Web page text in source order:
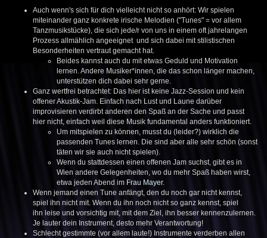
Auch wenn's sich für dich vielleicht nicht so anhört: Wir spielen
miteinander ganz konkrete irische Melodien ("Tunes" = vor allem
Tanzmusikstücke), die sich jede/r von uns in einem oft jahrelangen
Prozess allmählich angeeignet und sich dabei mit stilistischen
Besonderheiten vertraut gemacht hat.
Beides kannst auch du mit etwas Geduld und Motivation
lernen. Andere Musiker*innen, die das schon länger machen,
unterstützen dich dabei sehr gerne.
Ganz wertfrei betrachtet: Das hier ist keine Jazz-Session und kein
offener Akustik-Jam. Einfach nach Lust und Laune darüber
improvisieren verdirbt anderen den Spaß an der Sache und passt
hier nicht, einfach weil diese Musik fundamental anders funktioniert.
Um mitspielen zu können, musst du (leider?) wirklich die
passenden Tunes lernen. Die sind aber alle sehr schön (sonst
täten wir sie auch nicht spielen).
Wenn du stattdessen einen offenen Jam suchst, gibt es in
Wien andere Gelegenheiten, wo du mehr Spaß haben wirst,
etwa jeden Abend im Frau Mayer.
Wenn jemand einen Tune anfängt, den du noch gar nicht kennst,
spiel ihn nicht mit. Wenn du ihn noch nicht so ganz kennst, spiel
ihn leise und vorsichtig mit, mit dem Ziel, ihn besser kennenzulernen.
Je lauter dein Instrument, desto mehr Verantwortung!
Schlecht gestimmte (vor allem laute!) Instrumente verderben allen